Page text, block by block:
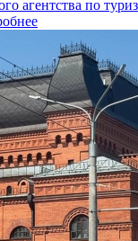
агентства по